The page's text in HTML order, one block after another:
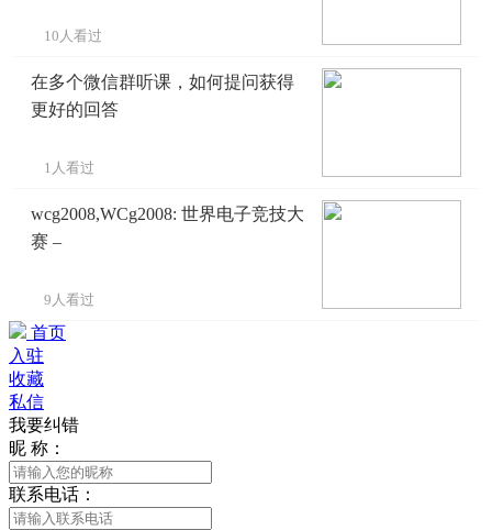
10人看过
在多个微信群听课，如何提问获得
更好的回答
1人看过
wcg2008,WCg2008: 世界电子竞技大
赛 –
9人看过
首页
入驻
收藏
私信
我要纠错
昵 称：
联系电话：